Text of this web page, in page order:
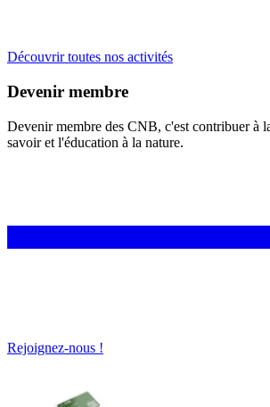
Découvrir toutes nos activités
Devenir membre
Devenir membre des CNB, c'est contribuer à
savoir et l'éducation à la nature.
Rejoignez-nous !